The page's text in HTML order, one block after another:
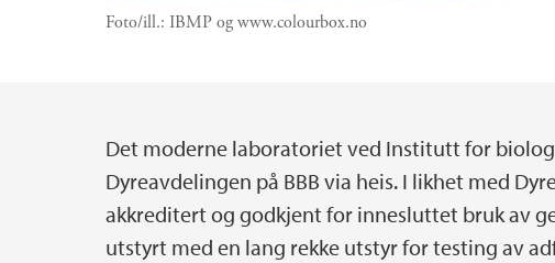
Foto/ill.: IBMP og www.colourbox.no
Hovedinnhold
Det moderne laboratoriet ved Institutt for
Dyreavdelingen på BBB via heis. I likhet med
akkreditert og godkjent for innesluttet bruk av
utstyrt med en lang rekke utstyr for testing av